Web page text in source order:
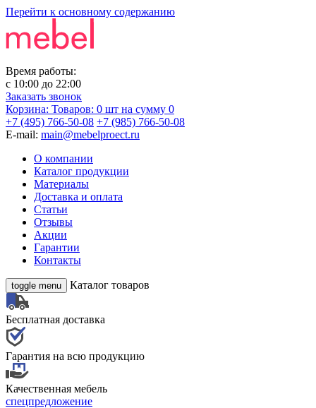
Перейти к основному содержанию
Время работы:
с 10:00 до 22:00
Заказать звонок
Корзина: Товаров: 0 шт на сумму 0
+7 (495) 766-50-08 +7 (985) 766-50-08
E-mail: main@mebelproect.ru
О компании
Каталог продукции
Материалы
Доставка и оплата
Статьи
Отзывы
Акции
Гарантии
Контакты
toggle menu Каталог товаров
Бесплатная доставка
Гарантия на всю продукцию
Качественная мебель
спецпредложение